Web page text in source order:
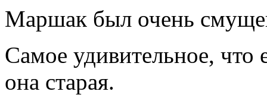
Маршак был очень
Самое удивительное, что
она старая.